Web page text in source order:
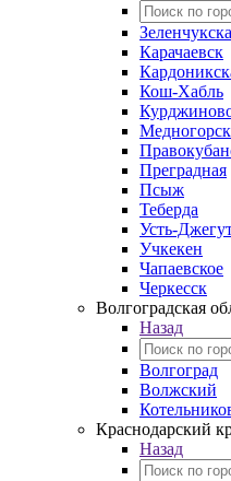
Карачаевск
Кош-Хабль
Преградная
Псыж
Теберда
Усть-
Учкекен
Чапаевское
Черкесск
Волгоградская
Назад
Волгоград
Волжский
Краснодарский
Назад